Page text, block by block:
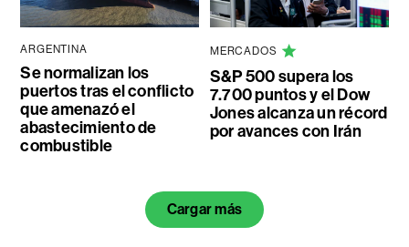
ARGENTINA
Se normalizan los
puertos tras el conflicto
que amenazó el
abastecimiento de
combustible
MERCADOS
S&P 500 supera los
7.700 puntos y el Dow
Jones alcanza un récord
por avances con Irán
Cargar más